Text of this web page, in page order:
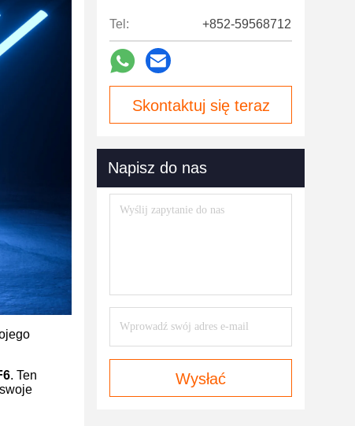
. Ten
Tel: +852-59568712
Skontaktuj się teraz
Napisz do nas
Wysłać